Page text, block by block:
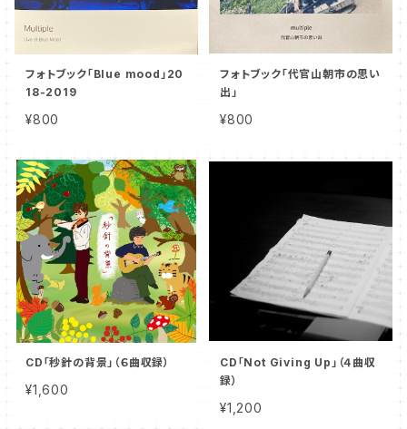
フォトブック「Blue mood」20
18-2019
¥800
フォトブック「代官山朝市の思い
出」
¥800
CD「秒針の背景」（６曲収録）
¥1,600
CD「Not Giving Up」（４曲収
録）
¥1,200